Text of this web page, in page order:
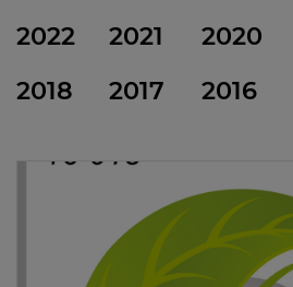
2022
2021 2020
2018
2017 2016